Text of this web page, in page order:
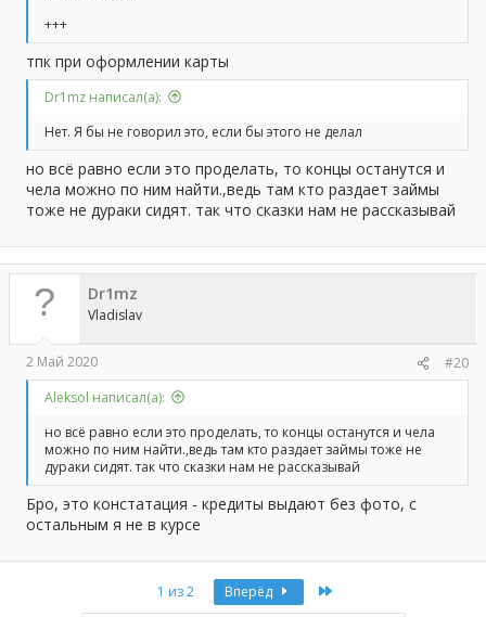
+++
тпк при оформлении карты
Dr1mz написал(а):
Нет. Я бы не говорил это, если бы этого не делал
но всё равно если это проделать, то концы останутся и
чела можно по ним найти.,ведь там кто раздает займы
тоже не дураки сидят. так что сказки нам не рассказывай
Dr1mz
Vladislav
2 Май 2020
#20
Aleksol написал(а):
но всё равно если это проделать, то концы останутся и чела
можно по ним найти.,ведь там кто раздает займы тоже не
дураки сидят. так что сказки нам не рассказывай
Бро, это констатация - кредиты выдают без фото, с
остальным я не в курсе
1 из 2 Вперёд